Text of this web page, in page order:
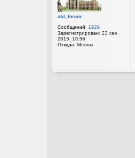
old_forum
Сообщений: 1929
Зарегистрирован: 23 сен
2015, 10:56
Откуда: Москва